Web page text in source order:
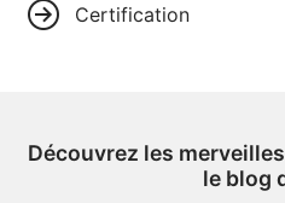
Certification
Découvrez les
le blog